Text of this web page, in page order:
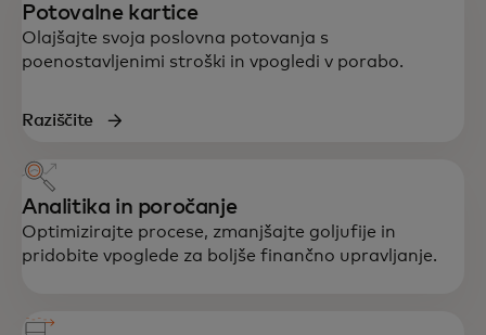
Potovalne kartice
Olajšajte svoja poslovna potovanja s
poenostavljenimi stroški in vpogledi v porabo.
Raziščite
Analitika in poročanje
Optimizirajte procese, zmanjšajte goljufije in
pridobite vpoglede za boljše finančno upravljanje.